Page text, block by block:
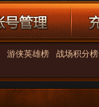
游侠英雄榜
战场积分榜